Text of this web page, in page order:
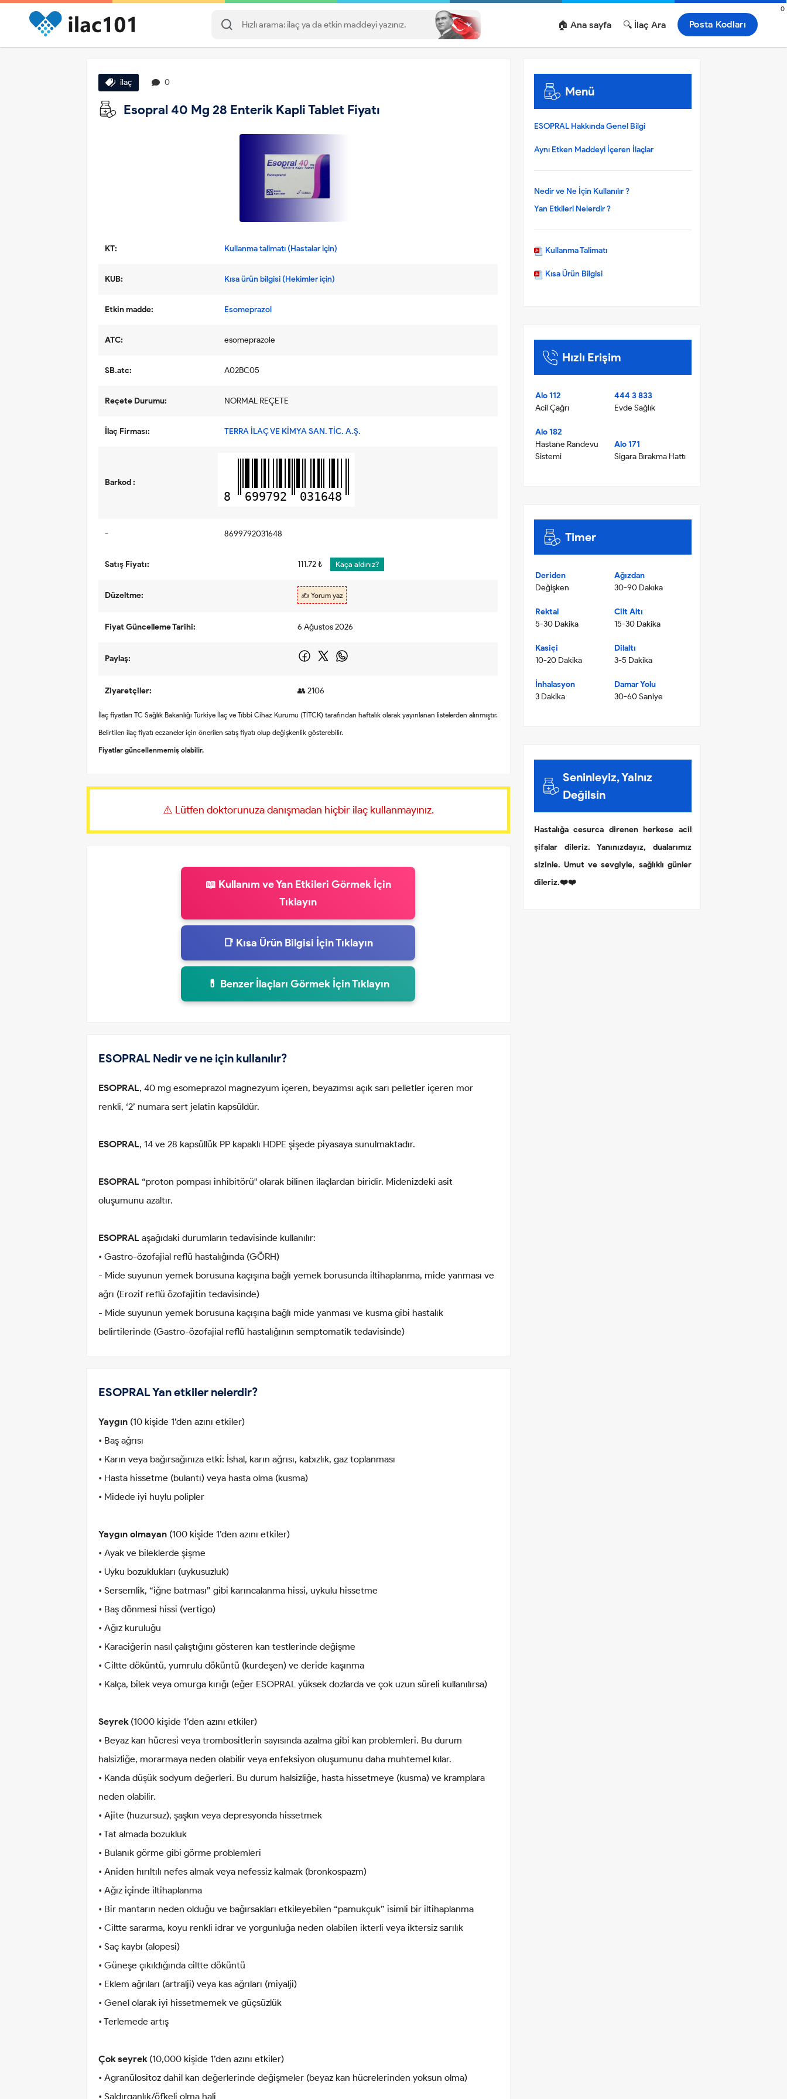
Posta Kodları
🔍 İlaç Ara
🏠 Ana sayfa
ilaç 0
Esopral 40 Mg 28 Enterik Kapli Tablet Fiyatı
KT: Kullanma talimatı (Hastalar için)
KUB: Kısa ürün bilgisi (Hekimler için)
Etkin madde: Esomeprazol
ATC: esomeprazole
SB.atc: A02BC05
Reçete Durumu: NORMAL REÇETE
İlaç Firması: TERRA İLAÇ VE KİMYA SAN. TİC. A.Ş.
Barkod :
8 699792 031648
- 8699792031648
Satış Fiyatı: 111.72 ₺ Kaça aldınız?
Düzeltme: ✍️ Yorum yaz
Fiyat Güncelleme Tarihi: 6 Ağustos 2026
Paylaş:
Ziyaretçiler: 👥 2106
İlaç fiyatları TC Sağlık Bakanlığı Türkiye İlaç ve Tıbbi Cihaz Kurumu (TİTCK) tarafından haftalık olarak yayınlanan listelerden alınmıştır.
Belirtilen ilaç fiyatı eczaneler için önerilen satış fiyatı olup değişkenlik gösterebilir.
Fiyatlar güncellenmemiş olabilir.
⚠️ Lütfen doktorunuza danışmadan hiçbir ilaç kullanmayınız.
📖 Kullanım ve Yan Etkileri Görmek İçin
Tıklayın
📑 Kısa Ürün Bilgisi İçin Tıklayın
💊 Benzer İlaçları Görmek İçin Tıklayın
ESOPRAL Nedir ve ne için kullanılır?
ESOPRAL, 40 mg esomeprazol magnezyum içeren, beyazımsı açık sarı pelletler içeren mor
renkli, ‘2’ numara sert jelatin kapsüldür.
ESOPRAL, 14 ve 28 kapsüllük PP kapaklı HDPE şişede piyasaya sunulmaktadır.
ESOPRAL “proton pompası inhibitörü" olarak bilinen ilaçlardan biridir. Midenizdeki asit
oluşumunu azaltır.
ESOPRAL aşağıdaki durumların tedavisinde kullanılır:
• Gastro-özofajial reflü hastalığında (GÖRH)
- Mide suyunun yemek borusuna kaçışına bağlı yemek borusunda iltihaplanma, mide yanması ve
ağrı (Erozif reflü özofajitin tedavisinde)
- Mide suyunun yemek borusuna kaçışına bağlı mide yanması ve kusma gibi hastalık
belirtilerinde (Gastro-özofajial reflü hastalığının semptomatik tedavisinde)
ESOPRAL Yan etkiler nelerdir?
Yaygın (10 kişide 1’den azını etkiler)
• Baş ağrısı
• Karın veya bağırsağınıza etki: İshal, karın ağrısı, kabızlık, gaz toplanması
• Hasta hissetme (bulantı) veya hasta olma (kusma)
• Midede iyi huylu polipler
Yaygın olmayan (100 kişide 1’den azını etkiler)
• Ayak ve bileklerde şişme
• Uyku bozuklukları (uykusuzluk)
• Sersemlik, “iğne batması” gibi karıncalanma hissi, uykulu hissetme
• Baş dönmesi hissi (vertigo)
• Ağız kuruluğu
• Karaciğerin nasıl çalıştığını gösteren kan testlerinde değişme
• Ciltte döküntü, yumrulu döküntü (kurdeşen) ve deride kaşınma
• Kalça, bilek veya omurga kırığı (eğer ESOPRAL yüksek dozlarda ve çok uzun süreli kullanılırsa)
Seyrek (1000 kişide 1’den azını etkiler)
• Beyaz kan hücresi veya trombositlerin sayısında azalma gibi kan problemleri. Bu durum
halsizliğe, morarmaya neden olabilir veya enfeksiyon oluşumunu daha muhtemel kılar.
• Kanda düşük sodyum değerleri. Bu durum halsizliğe, hasta hissetmeye (kusma) ve kramplara
neden olabilir.
• Ajite (huzursuz), şaşkın veya depresyonda hissetmek
• Tat almada bozukluk
• Bulanık görme gibi görme problemleri
• Aniden hırıltılı nefes almak veya nefessiz kalmak (bronkospazm)
• Ağız içinde iltihaplanma
• Bir mantarın neden olduğu ve bağırsakları etkileyebilen “pamukçuk” isimli bir iltihaplanma
• Ciltte sararma, koyu renkli idrar ve yorgunluğa neden olabilen ikterli veya iktersiz sarılık
• Saç kaybı (alopesi)
• Güneşe çıkıldığında ciltte döküntü
• Eklem ağrıları (artralji) veya kas ağrıları (miyalji)
• Genel olarak iyi hissetmemek ve güçsüzlük
• Terlemede artış
Çok seyrek (10,000 kişide 1’den azını etkiler)
• Agranülositoz dahil kan değerlerinde değişmeler (beyaz kan hücrelerinden yoksun olma)
• Saldırganlık/öfkeli olma hali
Menü
ESOPRAL Hakkında Genel Bilgi
Aynı Etken Maddeyi İçeren İlaçlar
Nedir ve Ne İçin Kullanılır ?
Yan Etkileri Nelerdir ?
Kullanma Talimatı
Kısa Ürün Bilgisi
Hızlı Erişim
Alo 112
Acil Çağrı
444 3 833
Evde Sağlık
Alo 182
Hastane Randevu
Sistemi
Alo 171
Sigara Bırakma Hattı
Timer
Deriden
Değişken
Ağızdan
30-90 Dakıka
Rektal
5-30 Dakika
Cilt Altı
15-30 Dakika
Kasiçi
10-20 Dakika
Dilaltı
3-5 Dakika
İnhalasyon
3 Dakika
Damar Yolu
30-60 Saniye
Seninleyiz, Yalnız
Değilsin
Hastalığa cesurca direnen herkese acil
şifalar dileriz. Yanınızdayız, dualarımız
sizinle. Umut ve sevgiyle, sağlıklı günler
dileriz.❤️❤️
0